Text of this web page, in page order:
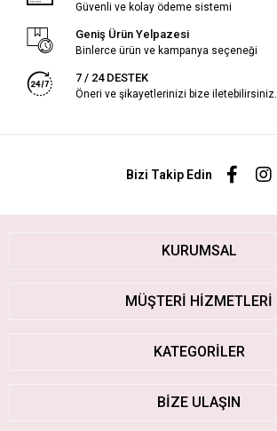
Güvenli ve kolay ödeme sistemi
Geniş Ürün Yelpazesi
Binlerce ürün ve kampanya seçeneği
7 / 24 DESTEK
Öneri ve şikayetlerinizi bize iletebilirsiniz.
Bizi Takip Edin
KURUMSAL
MÜŞTERİ HİZMETLERİ
KATEGORİLER
BİZE ULAŞIN